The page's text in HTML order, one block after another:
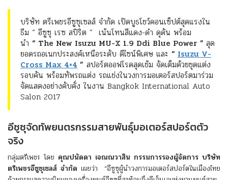
บริษัท ตรีเพชรอีซูซุเซลส์ จำกัด เปิดบูธโชว์คอนเซ็ปต์สุดแรงใน
ธีม “ อีซูซุ เรซ สปิริต ” เน้นโทนสีแดง-ดำ ดุดัน พร้อม
นำ “ The New Isuzu MU-X 1.9 Ddi Blue Power ” สุด
ยอดรถอเนกประสงค์เหนือระดับ ดีไซน์พิเศษ และ “ Isuzu V-
Cross Max 4×4 ” สปอร์ตออฟโรดสุดเข้ม จัดเต็มด้วยชุดแต่ง
รอบคัน พร้อมทัพรถแต่ง รถแข่งในวงการมอเตอร์สปอร์ตมาร่วม
จัดแสดงอย่างคับคั่ง ในงาน Bangkok International Auto
Salon 2017
อีซูซุจัดทัพยนตรกรรมสายพันธุ์มอเตอร์สปอร์ตตัว
จริง
กลุ่มตรีเพชร โดย คุณปนัดดา เจณณวาสิน กรรมการรองผู้จัดการ บริษัท
ตรีเพชรอีซูซุเซลส์ จำกัด เผยว่า “อีซูซุผู้นำวงการมอเตอร์สปอร์ตในเมืองไทย